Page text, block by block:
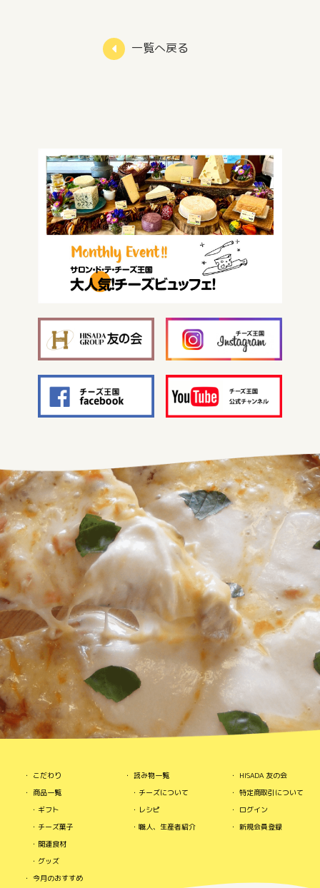
一覧へ戻る
こだわり
商品一覧
ギフト
チーズ菓子
関連食材
グッズ
今月のおすすめ
読み物一覧
チーズについて
レシピ
職人、生産者紹介
HISADA 友の会
特定商取引について
ログイン
新規会員登録